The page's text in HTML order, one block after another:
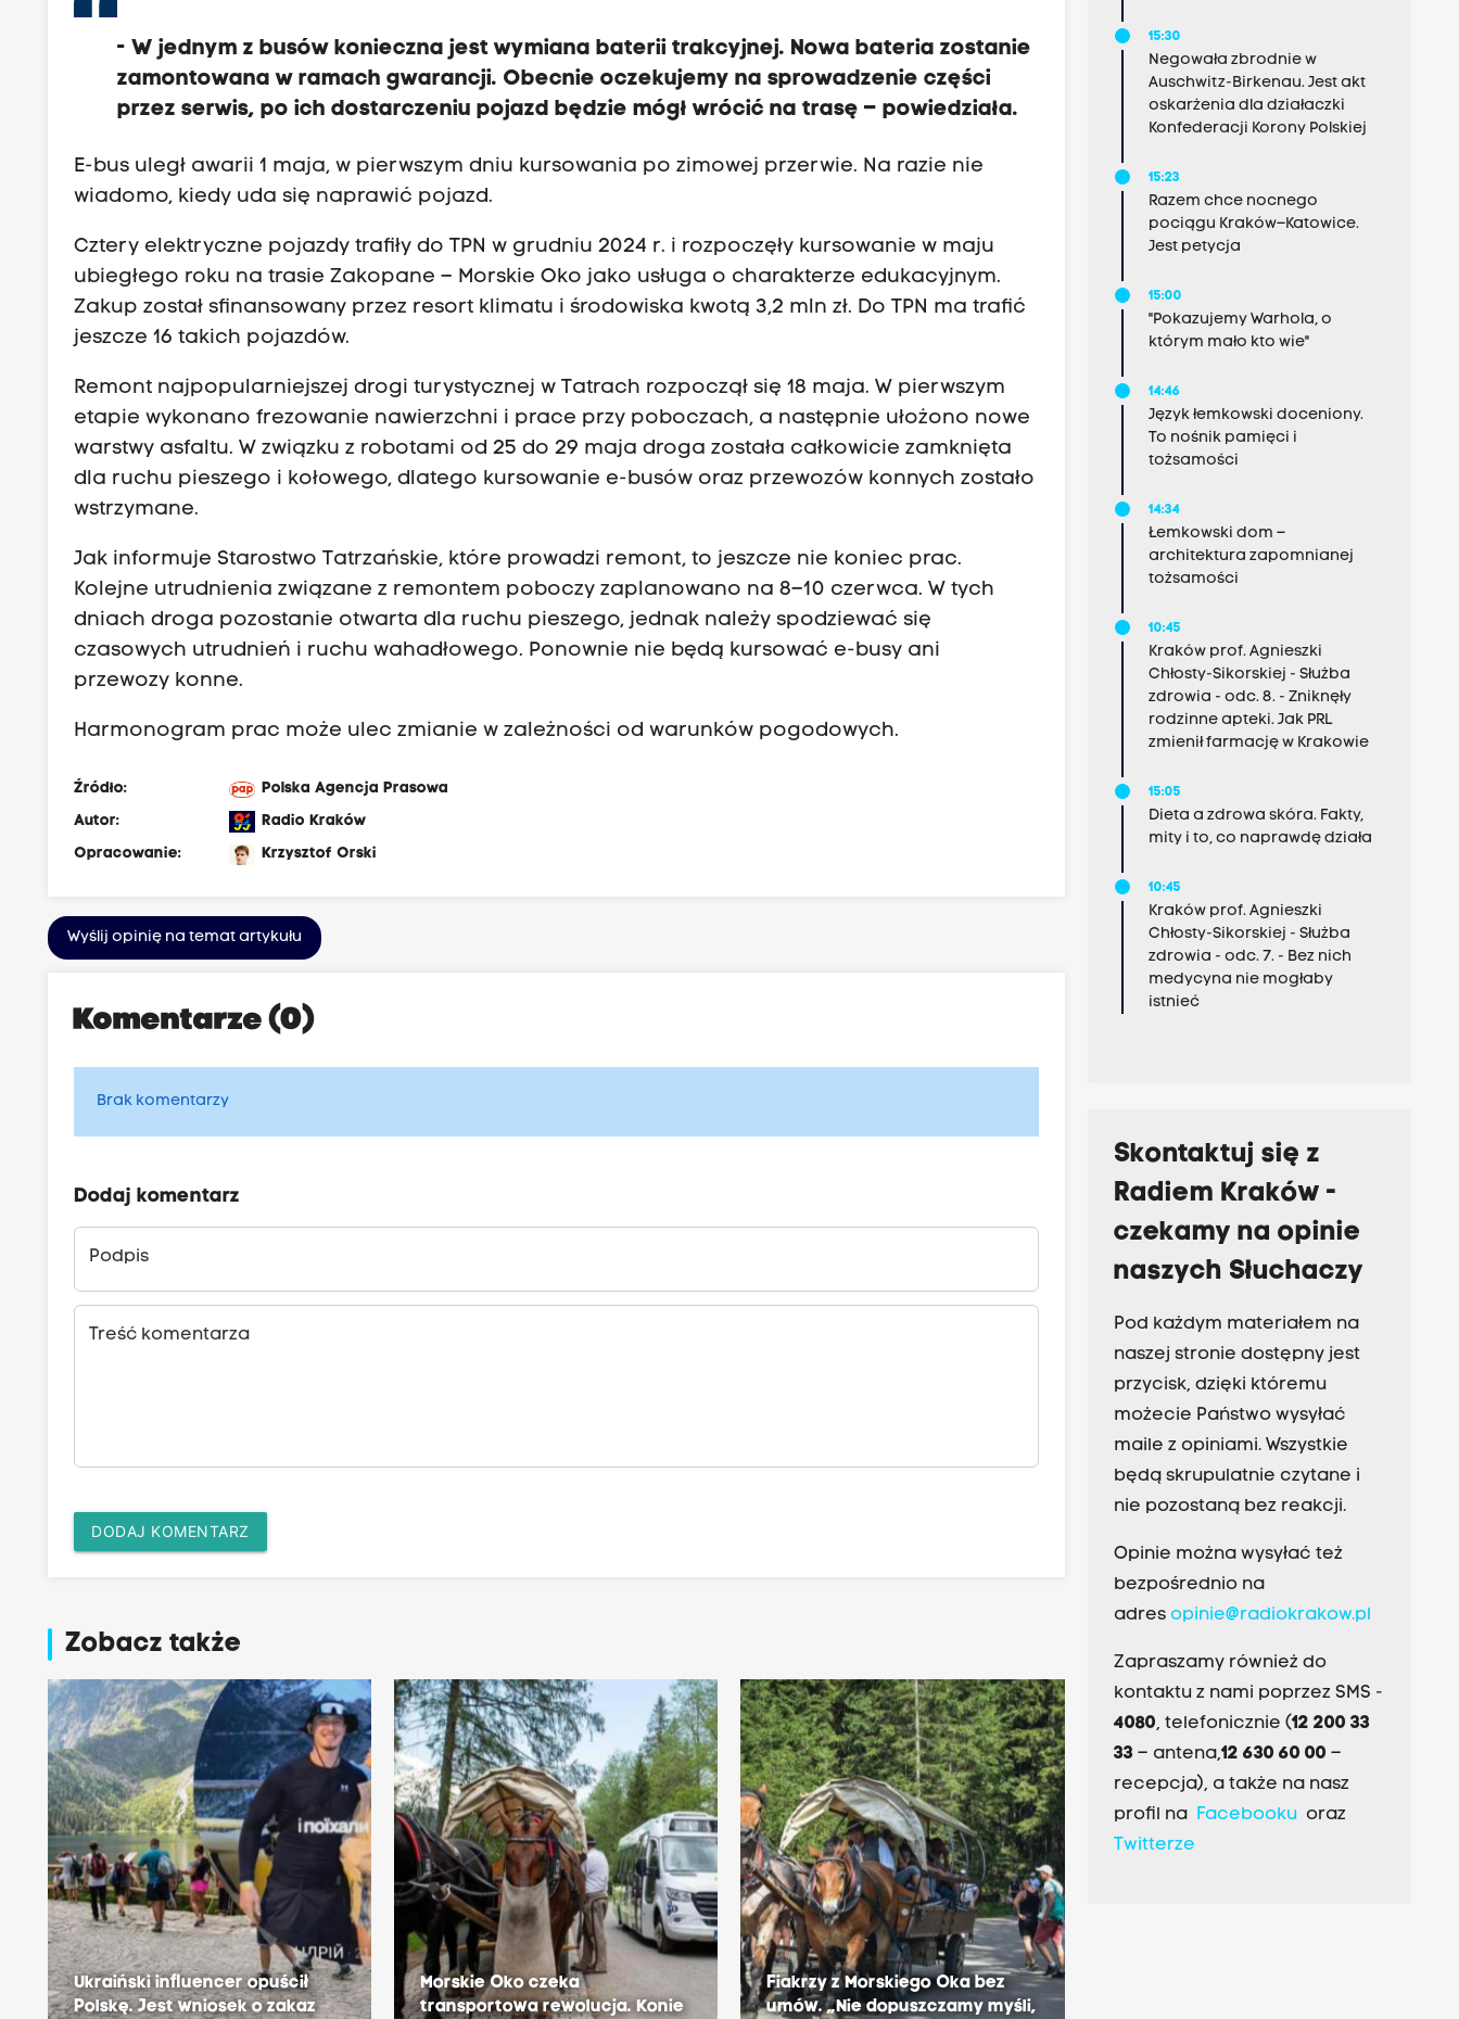
- W jednym z busów konieczna jest wymiana baterii trakcyjnej. Nowa bateria zostanie
zamontowana w ramach gwarancji. Obecnie oczekujemy na sprowadzenie części
przez serwis, po ich dostarczeniu pojazd będzie mógł wrócić na trasę – powiedziała.
E-bus uległ awarii 1 maja, w pierwszym dniu kursowania po zimowej przerwie. Na razie nie
wiadomo, kiedy uda się naprawić pojazd.
Cztery elektryczne pojazdy trafiły do TPN w grudniu 2024 r. i rozpoczęły kursowanie w maju
ubiegłego roku na trasie Zakopane – Morskie Oko jako usługa o charakterze edukacyjnym.
Zakup został sfinansowany przez resort klimatu i środowiska kwotą 3,2 mln zł. Do TPN ma trafić
jeszcze 16 takich pojazdów.
Remont najpopularniejszej drogi turystycznej w Tatrach rozpoczął się 18 maja. W pierwszym
etapie wykonano frezowanie nawierzchni i prace przy poboczach, a następnie ułożono nowe
warstwy asfaltu. W związku z robotami od 25 do 29 maja droga została całkowicie zamknięta
dla ruchu pieszego i kołowego, dlatego kursowanie e-busów oraz przewozów konnych zostało
wstrzymane.
Jak informuje Starostwo Tatrzańskie, które prowadzi remont, to jeszcze nie koniec prac.
Kolejne utrudnienia związane z remontem poboczy zaplanowano na 8–10 czerwca. W tych
dniach droga pozostanie otwarta dla ruchu pieszego, jednak należy spodziewać się
czasowych utrudnień i ruchu wahadłowego. Ponownie nie będą kursować e-busy ani
przewozy konne.
Harmonogram prac może ulec zmianie w zależności od warunków pogodowych.
Źródło:
Polska Agencja Prasowa
Autor:
Radio Kraków
Opracowanie:
Krzysztof Orski
Wyślij opinię na temat artykułu
Komentarze (0)
Brak komentarzy
Dodaj komentarz
Podpis
Treść komentarza
DODAJ KOMENTARZ
Zobacz także
Ukraiński influencer opuścił
Polskę. Jest wniosek o zakaz
Morskie Oko czeka
transportowa rewolucja. Konie
Fiakrzy z Morskiego Oka bez
umów. „Nie dopuszczamy myśli,
15:30
Negowała zbrodnie w
Auschwitz-Birkenau. Jest akt
oskarżenia dla działaczki
Konfederacji Korony Polskiej
15:23
Razem chce nocnego
pociągu Kraków–Katowice.
Jest petycja
15:00
"Pokazujemy Warhola, o
którym mało kto wie"
14:46
Język łemkowski doceniony.
To nośnik pamięci i
tożsamości
14:34
Łemkowski dom –
architektura zapomnianej
tożsamości
10:45
Kraków prof. Agnieszki
Chłosty-Sikorskiej - Służba
zdrowia - odc. 8. - Zniknęły
rodzinne apteki. Jak PRL
zmienił farmację w Krakowie
15:05
Dieta a zdrowa skóra. Fakty,
mity i to, co naprawdę działa
10:45
Kraków prof. Agnieszki
Chłosty-Sikorskiej - Służba
zdrowia - odc. 7. - Bez nich
medycyna nie mogłaby
istnieć
Skontaktuj się z
Radiem Kraków -
czekamy na opinie
naszych Słuchaczy
Pod każdym materiałem na
naszej stronie dostępny jest
przycisk, dzięki któremu
możecie Państwo wysyłać
maile z opiniami. Wszystkie
będą skrupulatnie czytane i
nie pozostaną bez reakcji.
Opinie można wysyłać też
bezpośrednio na
adres opinie@radiokrakow.pl
Zapraszamy również do
kontaktu z nami poprzez SMS -
4080, telefonicznie (12 200 33
33– antena,12 630 60 00 –
recepcja), a także na nasz
profil na Facebookuoraz
Twitterze